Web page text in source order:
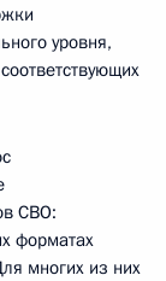
уровня,
СВО:
форматах
многих из них